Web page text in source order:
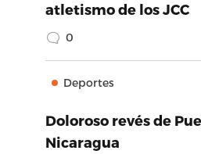
atletismo de los JCC
0
Deportes
Doloroso revés de
Nicaragua